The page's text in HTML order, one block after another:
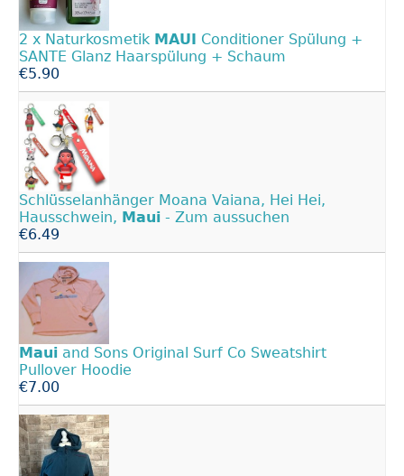
2 x Naturkosmetik MAUI Conditioner Spülung +
SANTE Glanz Haarspülung + Schaum
€5.90
Schlüsselanhänger Moana Vaiana, Hei Hei,
Hausschwein, Maui - Zum aussuchen
€6.49
Maui and Sons Original Surf Co Sweatshirt
Pullover Hoodie
€7.00